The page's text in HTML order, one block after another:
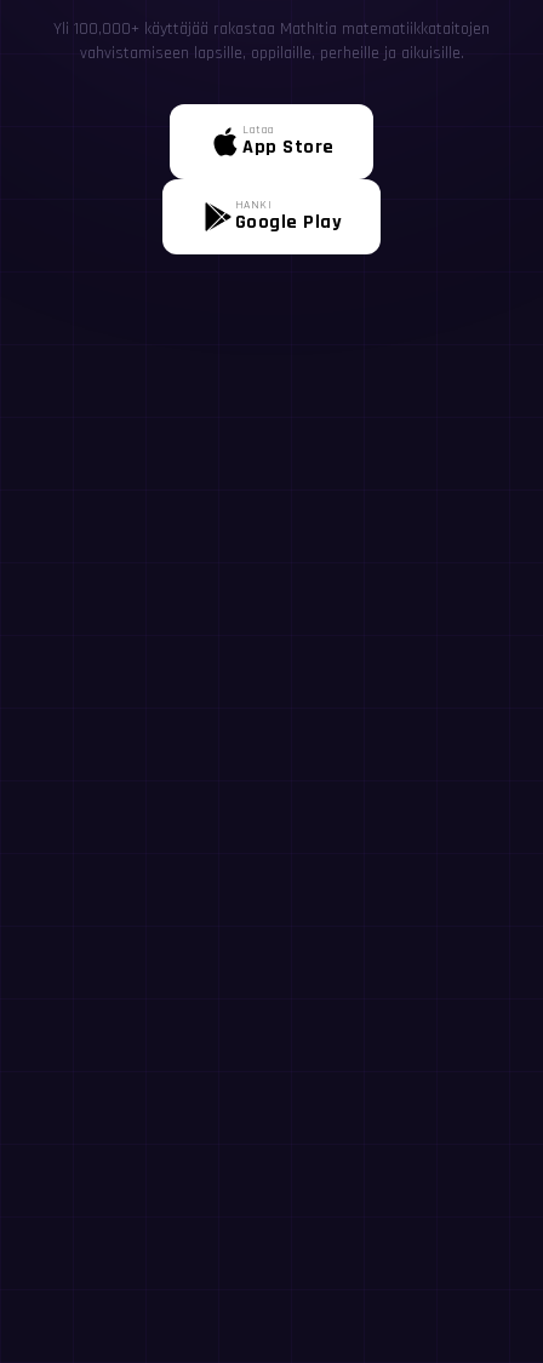
Yli 100,000+ käyttäjää rakastaa MathItia matematiikkataitojen
vahvistamiseen lapsille, oppilaille, perheille ja aikuisille.
Lataa
App Store
HANKI
Google Play